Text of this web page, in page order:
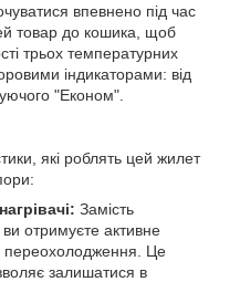
впевнено під час
товар до кошика, щоб
трьох температурних
індикаторами: від
"Економ".
які роблять цей жилет
Замість
отримуєте активне
переохолодження. Це
залишатися в